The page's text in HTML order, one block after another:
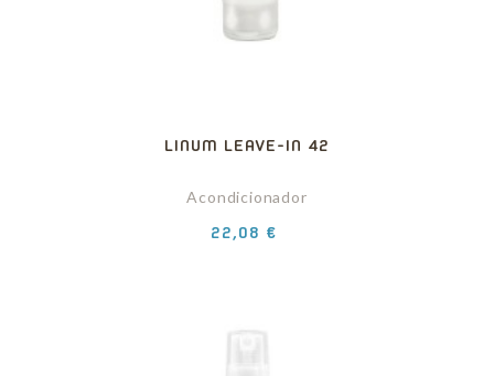
LINUM LEAVE-IN 42
Acondicionador
Precio
22,08 €